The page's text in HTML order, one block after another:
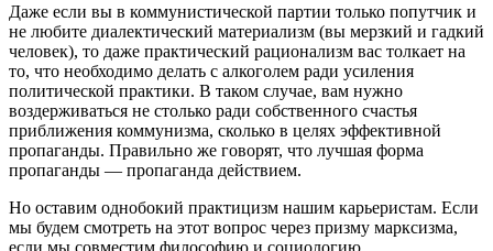
Даже если вы в коммунистической партии только попутчик и
не любите диалектический материализм (вы мерзкий и гадкий
человек), то даже практический рационализм вас толкает на
то, что необходимо делать с алкоголем ради усиления
политической практики. В таком случае, вам нужно
воздерживаться не столько ради собственного счастья
приближения коммунизма, сколько в целях эффективной
пропаганды. Правильно же говорят, что лучшая форма
пропаганды — пропаганда действием.
Но оставим однобокий практицизм нашим карьеристам. Если
мы будем смотреть на этот вопрос через призму марксизма,
если мы совместим философию и социологию